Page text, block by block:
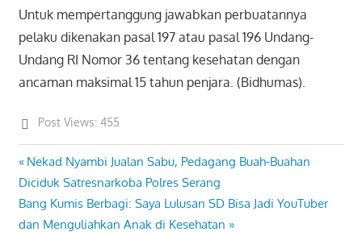
Untuk mempertanggung jawabkan perbuatannya
pelaku dikenakan pasal 197 atau pasal 196 Undang-
Undang RI Nomor 36 tentang kesehatan dengan
ancaman maksimal 15 tahun penjara. (Bidhumas).
Post Views: 455
Post
navigation
Previous
Post:
Nekad Nyambi Jualan Sabu, Pedagang Buah-Buahan
Diciduk Satresnarkoba Polres Serang
Next
Post:
Bang Kumis Berbagi: Saya Lulusan SD Bisa Jadi YouTuber
dan Menguliahkan Anak di Kesehatan